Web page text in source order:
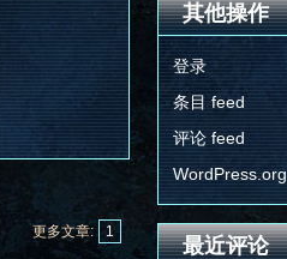
更多文章: 1
其他操作
登录
条目 feed
评论 feed
WordPress.org
最近评论